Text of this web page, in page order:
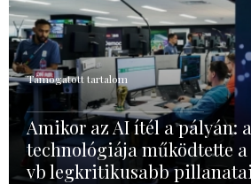
Támogatott tartalom
Amikor az AI ítél a pályán:
technológiája működtette
vb legkritikusabb